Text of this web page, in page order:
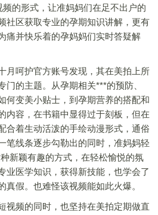
的形式，让准妈妈们在足不出户的
社区获取专业的孕期知识讲解，更有
痛并快乐着的孕妈妈们实时答疑解
呵护官方账号发现，其在美拍上所
门的主题。从孕期相关***的预防、
何变美小贴士，到孕期营养的搭配和
内容，在书籍中显得过于刻板，但在
合着生动活泼的手绘动漫形式，通俗
笔线条逐步勾勒出的同时，准妈妈轻
新颖有趣的方式，在轻松愉悦的氛
业医学知识，获得新技能，也学会了
真假。也难怪该视频能如此火爆。
频的同时，也坚持在美拍定期做直